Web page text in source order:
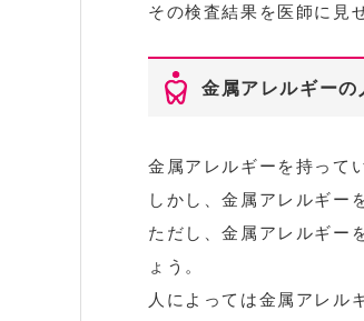
その検査結果を医師に見
金属アレルギー
金属アレルギーを持って
しかし、金属アレルギー
ただし、金属アレルギー
ょう。
人によっては金属アレル